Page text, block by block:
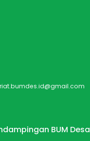
BUM Desa